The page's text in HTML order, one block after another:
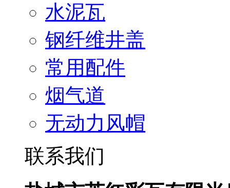
水泥瓦
钢纤维井盖
常用配件
烟气道
无动力风帽
联系我们